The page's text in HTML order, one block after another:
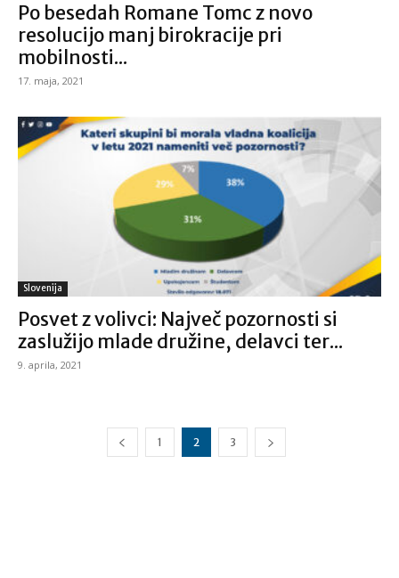
Po besedah Romane Tomc z novo
resolucijo manj birokracije pri
mobilnosti...
17. maja, 2021
Slovenija
Posvet z volivci: Največ pozornosti si
zaslužijo mlade družine, delavci ter...
9. aprila, 2021
1 2 3